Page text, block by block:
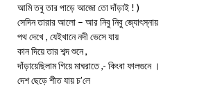
আমি তবু তার পাড়ে আজো তো দাঁড়াই ! )
সেদিন তারার আলো – আর নিবু নিবু জ্যোৎস্নায়
পথ দেখে , যেইখানে নদী ভেসে যায়
কান দিয়ে তার শব্দ শুনে ,
দাঁড়ায়েছিলাম গিয়ে মাঘরাতে ,- কিংবা ফালগুনে ।
দেশ ছেড়ে শীত যায় চ’লে